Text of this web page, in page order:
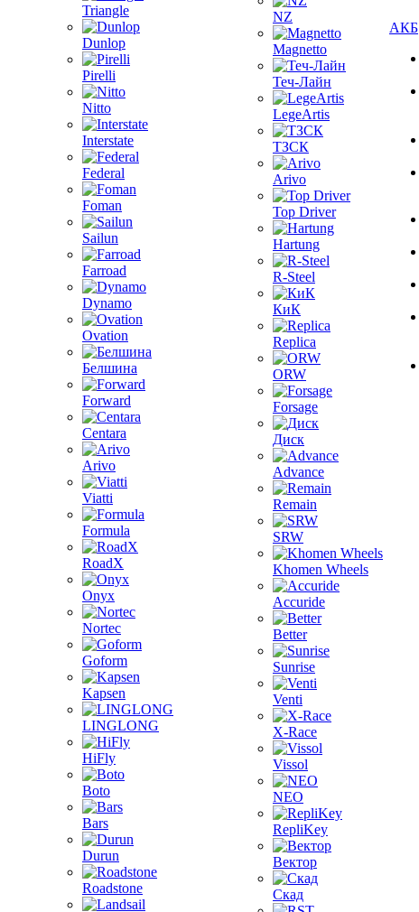
Triangle
Dunlop
Pirelli
Nitto
Interstate
Federal
Foman
Sailun
Farroad
Dynamo
Ovation
Белшина
Forward
Centara
Arivo
Viatti
Formula
RoadX
Onyx
Nortec
Goform
Kapsen
LINGLONG
HiFly
Boto
Bars
Durun
Roadstone
NZ
Magnetto
Теч-Лайн
LegeArtis
ТЗСК
Arivo
Top Driver
Hartung
R-Steel
КиК
Replica
ORW
Forsage
Диск
Advance
Remain
SRW
Khomen Wheels
Accuride
Better
Sunrise
Venti
X-Race
Vissol
NEO
RepliKey
Вектор
Скад
АКБ